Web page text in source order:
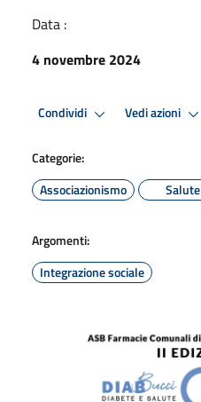
Data :
4 novembre 2024
Condividi Vedi azioni
Categorie:
Associazionismo
Salute
Argomenti:
Integrazione sociale